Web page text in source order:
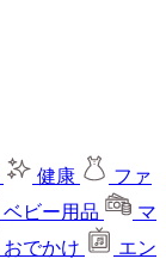
健康
ファ
ベビー用品
マ
おでかけ
エン